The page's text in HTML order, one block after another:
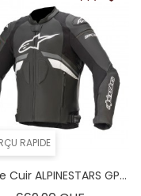
RAPIDE
Cuir ALPINESTARS GP...